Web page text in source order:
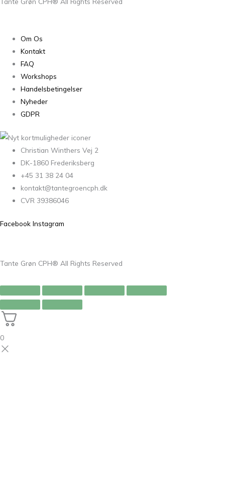
Om Os
Kontakt
FAQ
Workshops
Handelsbetingelser
Nyheder
GDPR
Christian Winthers Vej 2
DK-1860 Frederiksberg
+45 31 38 24 04
kontakt@tantegroencph.dk
CVR 39386046
Facebook Instagram
Tante Grøn CPH® All Rights Reserved
0